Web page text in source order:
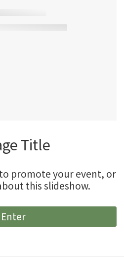
Title
promote your event, or
this slideshow.
Enter